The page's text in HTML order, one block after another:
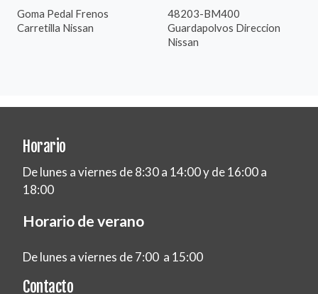
Goma Pedal Frenos
Carretilla Nissan
48203-BM400
Guardapolvos Direccion
Nissan
Horario
De lunes a viernes de 8:30 a 14:00 y de 16:00 a
18:00
Horario de verano
De lunes a viernes de 7:00 a 15:00
Contacto